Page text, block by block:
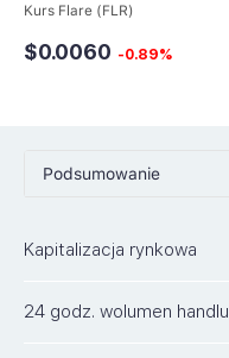
Kurs Flare (FLR)
$0.0060 -0.89%
Podsumowanie
Artykuły
Kapitalizacja rynkowa
24 godz. wolumen handlu